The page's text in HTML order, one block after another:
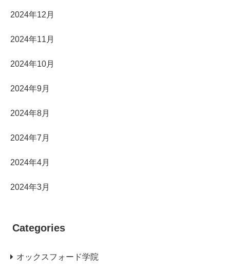
2024年12月
2024年11月
2024年10月
2024年9月
2024年8月
2024年7月
2024年4月
2024年3月
Categories
オックスフォード学院